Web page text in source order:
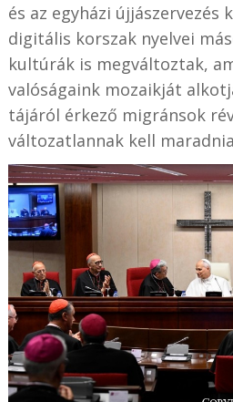
és az egyházi újjászervezés
digitális korszak nyelvei
kultúrák is megváltoztak,
valóságaink mozaikját
tájáról érkező migránsok
változatlannak kell